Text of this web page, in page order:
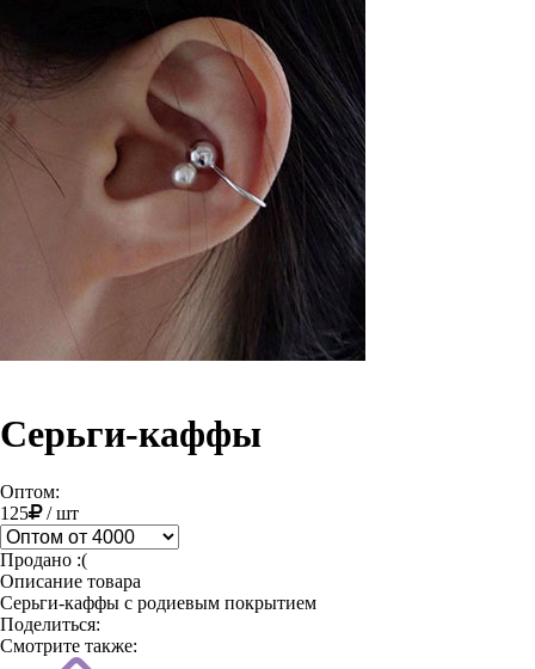
Серьги-каффы
Оптом:
125
/шт
Продано :(
Описание товара
Серьги-каффы с родиевым покрытием
Поделиться:
Смотрите также: